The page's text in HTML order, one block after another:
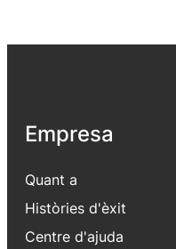
Empresa
Quant a
Històries d'èxit
Centre d'ajuda